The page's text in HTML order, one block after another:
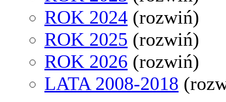
ROK 2024 (rozwiń)
ROK 2025 (rozwiń)
ROK 2026 (rozwiń)
LATA 2008-2018